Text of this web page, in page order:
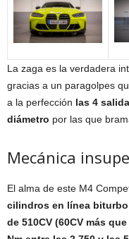
La zaga es la verdadera
gracias a un paragolpes
a la perfección las 4
diámetro por las que
Mecánica
El alma de este M4
cilindros en línea
de 510CV (60CV más